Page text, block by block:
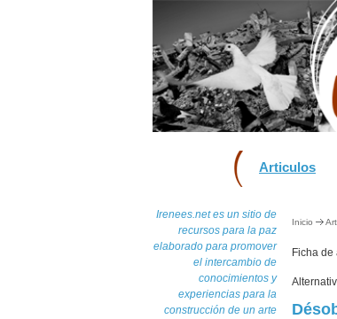
Articulos
Irenees.net es un sitio de
recursos para la paz
elaborado para promover
el intercambio de
conocimientos y
experiencias para la
construcción de un arte
Inicio
Ficha